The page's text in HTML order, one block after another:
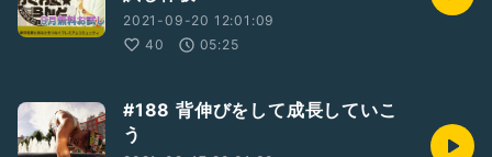
2021-09-20 12:01:09
40
05:25
#188 背伸びをして成長していこ
う